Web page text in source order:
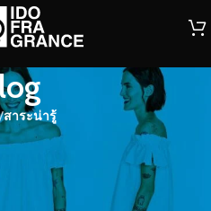
สาระน่ารู้
ะน่ารู้
ห้ตัวเอง.. ด้วย
อโรมาเธอราพี